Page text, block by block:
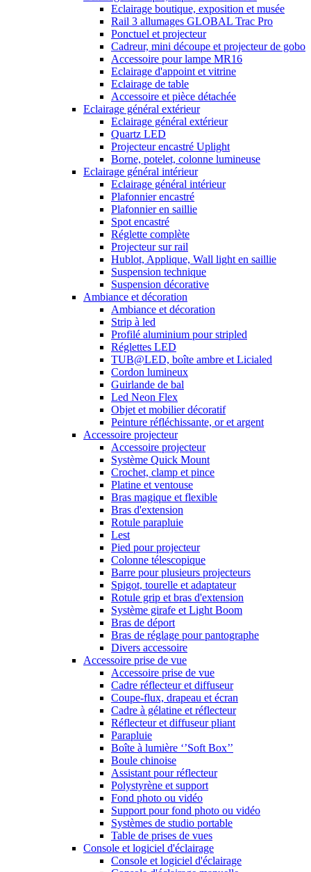
Eclairage boutique, exposition et musée
Rail 3 allumages GLOBAL Trac Pro
Ponctuel et projecteur
Cadreur, mini découpe et projecteur de gobo
Accessoire pour lampe MR16
Eclairage d'appoint et vitrine
Eclairage de table
Accessoire et pièce détachée
Eclairage général extérieur
Eclairage général extérieur
Quartz LED
Projecteur encastré Uplight
Borne, potelet, colonne lumineuse
Eclairage général intérieur
Eclairage général intérieur
Plafonnier encastré
Plafonnier en saillie
Spot encastré
Réglette complète
Projecteur sur rail
Hublot, Applique, Wall light en saillie
Suspension technique
Suspension décorative
Ambiance et décoration
Ambiance et décoration
Strip à led
Profilé aluminium pour stripled
Réglettes LED
TUB@LED, boîte ambre et Licialed
Cordon lumineux
Guirlande de bal
Led Neon Flex
Objet et mobilier décoratif
Peinture réfléchissante, or et argent
Accessoire projecteur
Accessoire projecteur
Système Quick Mount
Crochet, clamp et pince
Platine et ventouse
Bras magique et flexible
Bras d'extension
Rotule parapluie
Lest
Pied pour projecteur
Colonne télescopique
Barre pour plusieurs projecteurs
Spigot, tourelle et adaptateur
Rotule grip et bras d'extension
Système girafe et Light Boom
Bras de déport
Bras de réglage pour pantographe
Divers accessoire
Accessoire prise de vue
Accessoire prise de vue
Cadre réflecteur et diffuseur
Coupe-flux, drapeau et écran
Cadre à gélatine et réflecteur
Réflecteur et diffuseur pliant
Parapluie
Boîte à lumière ‘’Soft Box’’
Boule chinoise
Assistant pour réflecteur
Polystyrène et support
Fond photo ou vidéo
Support pour fond photo ou vidéo
Systèmes de studio portable
Table de prises de vues
Console et logiciel d'éclairage
Console et logiciel d'éclairage